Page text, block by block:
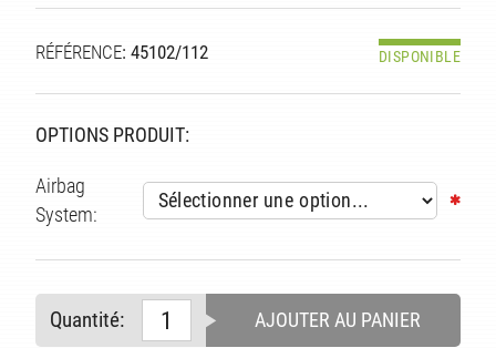
RÉFÉRENCE: 45102/112 DISPONIBLE
OPTIONS PRODUIT:
Airbag
System:
Quantité: AJOUTER AU PANIER